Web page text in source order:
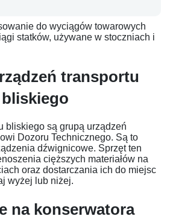
do wyciągów towarowych
statków, używane w stoczniach i
transportu
bliskiego
bliskiego są grupą urządzeń
Dozoru Technicznego. Są to
dźwignicowe. Sprzęt ten
cięższych materiałów na
oraz dostarczania ich do miejsc
wyżej lub niżej.
na konserwatora